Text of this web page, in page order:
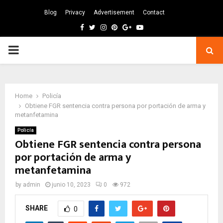
Blog Privacy Advertisement Contact
Facebook
TwitterInstagram
Pinterest
GoogleYoutube
PRIMARY
Home
Policía
Obtiene FGR sentencia contra persona por portación de arma y
metanfetamina
Policía
Obtiene FGR sentencia contra persona
por portación de arma y
metanfetamina
by admin junio 10, 2023 0 972
SHARE 0